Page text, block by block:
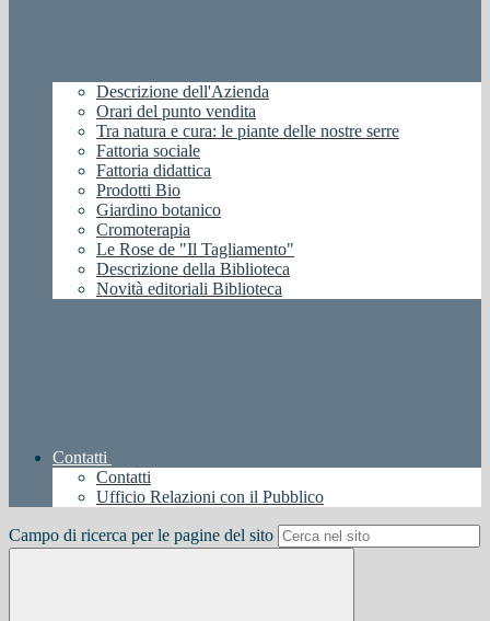
Descrizione dell'Azienda
Orari del punto vendita
Tra natura e cura: le piante delle nostre serre
Fattoria sociale
Fattoria didattica
Prodotti Bio
Giardino botanico
Cromoterapia
Le Rose de "Il Tagliamento"
Descrizione della Biblioteca
Novità editoriali Biblioteca
Contatti
Contatti
Ufficio Relazioni con il Pubblico
Campo di ricerca per le pagine del sito